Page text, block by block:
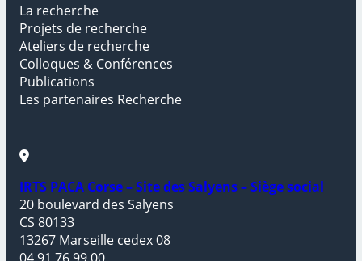
La recherche
Projets de recherche
Ateliers de recherche
Colloques & Conférences
Publications
Les partenaires Recherche
IRTS PACA Corse – Site des Salyens – Siège social
20 boulevard des Salyens
CS 80133
13267 Marseille cedex 08